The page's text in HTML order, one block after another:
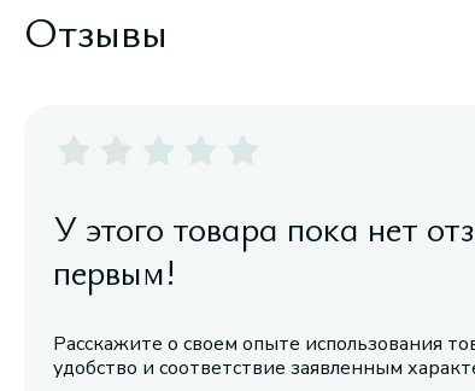
Отзывы
У этого товара пока нет
первым!
Расскажите о своем опыте использования
удобство и соответствие заявленным